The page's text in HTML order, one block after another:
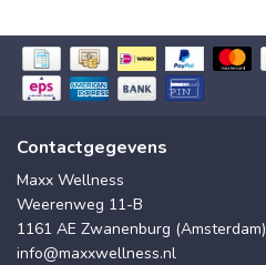
Contactgegevens
Maxx Wellness
Weerenweg 11-B
1161 AE Zwanenburg (Amsterdam)
info@maxxwellness.nl